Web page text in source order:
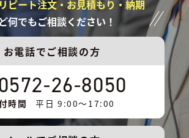
ピート注文・お見積もり・納期
何でもご相談ください！
お電話でご相談の方
26-8050
時間 平日 9:00〜17:00